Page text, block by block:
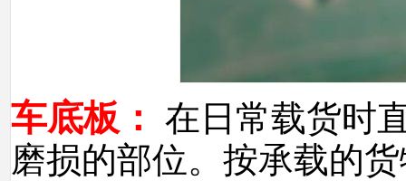
车底板：
在日常载货时
磨损的部位。按承载的